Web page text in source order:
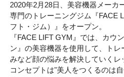
2020年2月28日、美容機器メーカ
専門のトレーニングジム『FACE
フト・ジム）』をオープン。
『FACE LIFT GYM』では、カウ
ン』の美容機器を使用して、トレ
みなど顔の悩みを解決していくレ
コンセプトは"美人をつくるのは